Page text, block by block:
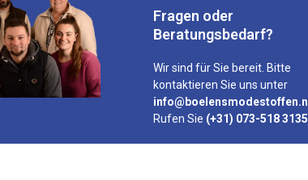
Fragen oder
Beratungsbedarf?
Wir sind für Sie bereit. Bitte
kontaktieren Sie uns unter
info@boelensmodestoffen.nl
Rufen Sie (+31) 073-518 3135